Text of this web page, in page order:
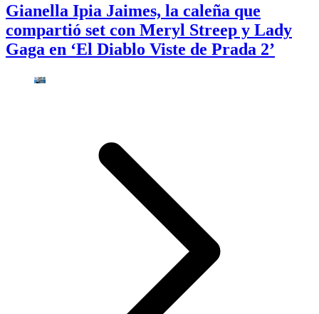
Gianella Ipia Jaimes, la caleña que
compartió set con Meryl Streep y Lady
Gaga en ‘El Diablo Viste de Prada 2’